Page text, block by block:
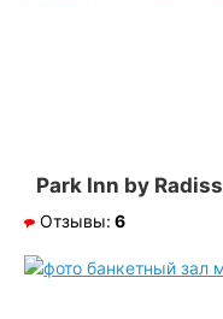
Park Inn by
Отзывы: 6